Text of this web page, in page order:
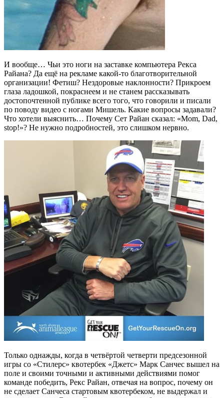
И вообще… Чьи это ноги на заставке компьютера Рекса
Райана? Да ещё на рекламе какой-то благотворительной
организации! Фетиш? Нездоровые наклонности? Прикроем
глаза ладошкой, покраснеем и не станем рассказывать
достопочтенной публике всего того, что говорили и писали
по поводу видео с ногами Мишель. Какие вопросы задавали?
Что хотели выяснить… Почему Сет Райан сказал: «Mom, Dad,
stop!»? Не нужно подробностей, это слишком нервно.
Только однажды, когда в четвёртой четверти предсезонной
игры со «Стилерс» квотербек «Джетс» Марк Санчес вышел на
поле и своими точными и активными действиями помог
команде победить, Рекс Райан, отвечая на вопрос, почему он
не сделает Санчеса стартовым квотербеком, не выдержал и